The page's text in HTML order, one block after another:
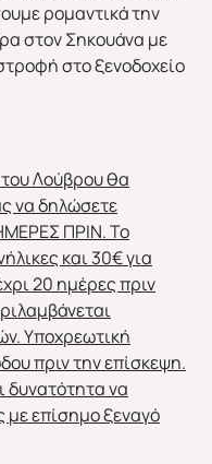
ρομαντικά την
στον Σηκουάνα με
στο ξενοδοχείο
Λούβρου θα
να δηλώσετε
ΠΡΙΝ. Το
και 30€ για
20 ημέρες πριν
Υποχρεωτική
πριν την επίσκεψη.
δυνατότητα να
με επίσημο ξεναγό